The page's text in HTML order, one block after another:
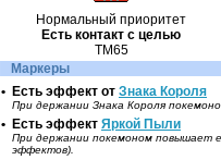
Нормальный приоритет
Есть контакт с целью
TM65
Маркеры
• Есть эффект от Знака Короля
При держании Знака Короля
• Есть эффект Яркой Пыли
При держании покемоном повышает
эффектов).